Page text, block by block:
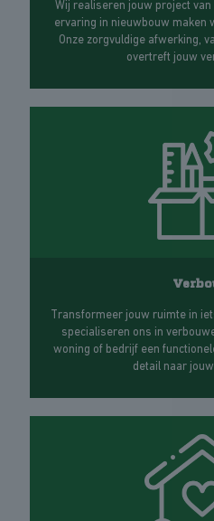
Wij realiseren jouw project
ervaring in nieuwbouw maken
Onze zorgvuldige afwerking,
overtreft jouw
Transformeer jouw ruimte in
specialiseren ons in
woning of bedrijf een
detail naar